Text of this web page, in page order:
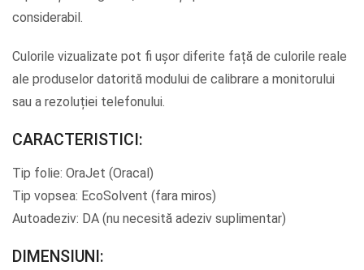
considerabil.
Culorile vizualizate pot fi ușor diferite față de culorile reale
ale produselor datorită modului de calibrare a monitorului
sau a rezoluției telefonului.
CARACTERISTICI:
Tip folie: OraJet (Oracal)
Tip vopsea: EcoSolvent (fara miros)
Autoadeziv: DA (nu necesită adeziv suplimentar)
DIMENSIUNI: